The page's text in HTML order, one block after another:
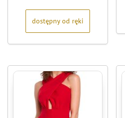
dostępny od ręki